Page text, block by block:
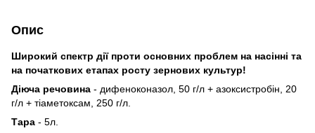
Опис
Широкий спектр дії проти основних проблем на насінні та
на початкових етапах росту зернових культур!
Діюча речовина - дифеноконазол, 50 г/л + азоксистробін, 20
г/л + тіаметоксам, 250 г/л.
Тара - 5л.